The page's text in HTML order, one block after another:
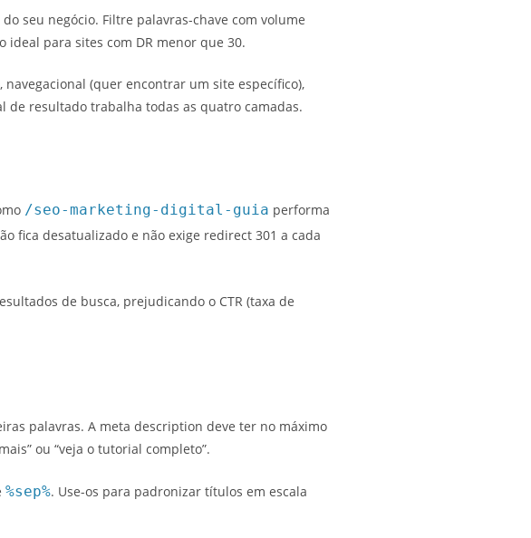
seu negócio. Filtre palavras-chave com volume
ideal para sites com DR menor que 30.
(quer encontrar um site específico),
de resultado trabalha todas as quatro camadas.
/seo-marketing-digital-guia performa
fica desatualizado e não exige redirect 301 a cada
de busca, prejudicando o CTR (taxa de
palavras. A meta description deve ter no máximo
ou “veja o tutorial completo”.
%sep%. Use-os para padronizar títulos em escala